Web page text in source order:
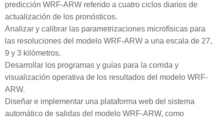
predicción WRF-ARW referido a cuatro ciclos diarios de
actualización de los pronósticos.
Analizar y calibrar las parametrizaciones microfísicas para
las resoluciones del modelo WRF-ARW a una escala de 27,
9 y 3 kilómetros.
Desarrollar los programas y guías para la corrida y
visualización operativa de los resultados del modelo WRF-
ARW.
Diseñar e implementar una plataforma web del sistema
automático de salidas del modelo WRF-ARW, como